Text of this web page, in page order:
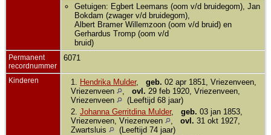
Getuigen: Egbert Leemans (oom v/d bruidegom), Jan
Bokdam (zwager v/d bruidegom),
Albert Bramer Willemzoon (oom v/d bruid) en
Gerhardus Tromp (oom v/d
bruid)
Permanent
recordnummer
6071
Kinderen 1. Hendrika Mulder, geb. 02 apr 1851, Vriezenveen,
Vriezenveen
ovl. 29 feb 1920, Vriezenveen,
Vriezenveen
(Leeftijd 68 jaar)
2. Johanna Gerritdina Mulder, geb. 03 jan 1853,
Vriezenveen, Vriezenveen
ovl. 31 okt 1927,
Zwartsluis
(Leeftijd 74 jaar)